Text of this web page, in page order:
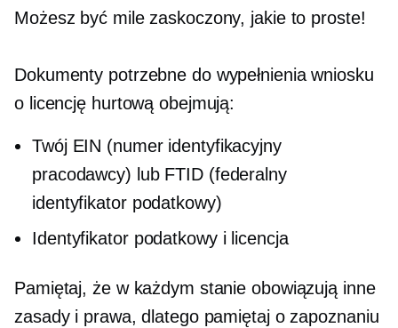
Możesz być mile zaskoczony, jakie to proste!
Dokumenty potrzebne do wypełnienia wniosku
o licencję hurtową obejmują:
Twój EIN (numer identyfikacyjny
pracodawcy) lub FTID (federalny
identyfikator podatkowy)
Identyfikator podatkowy i licencja
Pamiętaj, że w każdym stanie obowiązują inne
zasady i prawa, dlatego pamiętaj o zapoznaniu